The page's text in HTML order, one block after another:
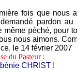
fois que nous
pardon au
même péché, pour
nous aimons.
le 14 février 2007
du Pasteur :
CHRIST !